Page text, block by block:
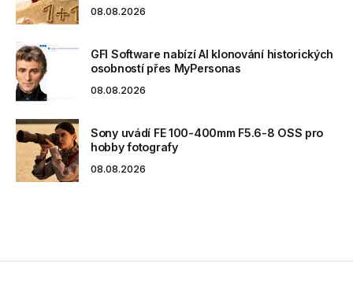
08.08.2026
GFI Software nabízí AI klonování historických
osobností přes MyPersonas
08.08.2026
Sony uvádí FE 100-400mm F5.6-8 OSS pro
hobby fotografy
08.08.2026